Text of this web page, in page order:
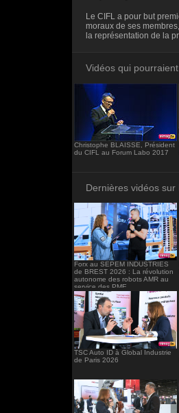
Le CIFL a pour but
moraux de ses
la représentation de la
Vidéos qui
Christophe BLAISSE, Président
du CIFL au Forum Labo 2017
Dernières vidéos sur
Forx au SEPEM INDUSTRIES
de BREST 2026 : La révolution
autonome des robots AMR au
service des PME
TSC Auto ID à Global Industrie
de Paris 2026